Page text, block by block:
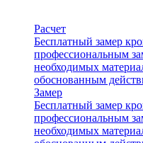
Расчет
Бесплатный замер
профессиональным
необходимых
обоснованным
Замер
Бесплатный замер
профессиональным
необходимых